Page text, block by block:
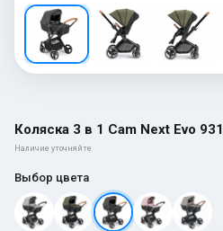
Коляска 3 в 1 Cam Next Evo 931
Наличие уточняйте
Выбор цвета